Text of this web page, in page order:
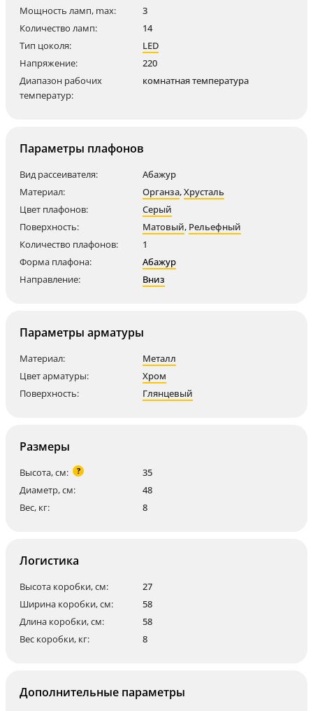
Мощность ламп, max:
3
Количество ламп:
14
Тип цоколя:
LED
Напряжение:
220
Диапазон рабочих
температур:
комнатная температура
Параметры плафонов
Вид рассеивателя:
Абажур
Материал:
Органза,Хрусталь
Цвет плафонов:
Серый
Поверхность:
Матовый, Рельефный
Количество плафонов:
1
Форма плафона:
Абажур
Направление:
Вниз
Параметры арматуры
Материал:
Металл
Цвет арматуры:
Хром
Поверхность:
Глянцевый
Размеры
Высота, см: ?
35
Диаметр, см:
48
Вес, кг:
8
Логистика
Высота коробки, см:
27
Ширина коробки, см:
58
Длина коробки, см:
58
Вес коробки, кг:
8
Дополнительные параметры